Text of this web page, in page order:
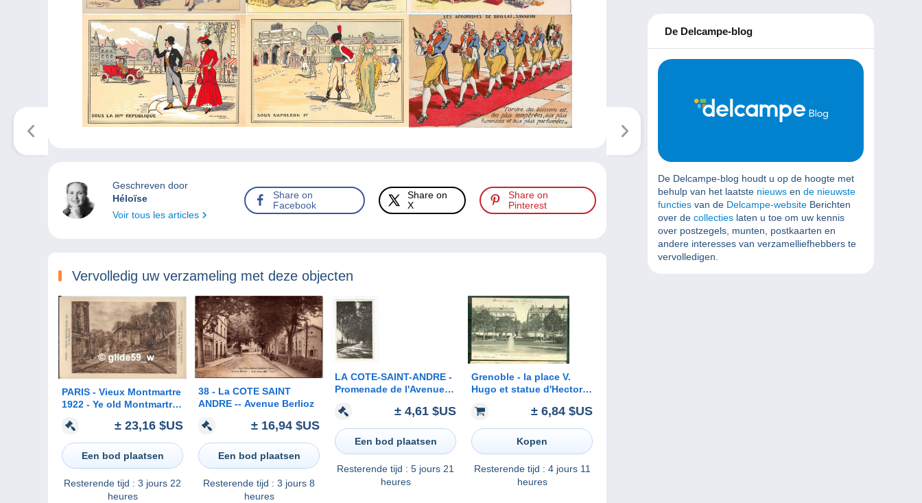
Geschreven door
Héloïse
Voir tous les articles
Share on
Facebook
Share on
X
Share on
Pinterest
Vervolledig uw verzameling met deze objecten
PARIS - Vieux Montmartre
1922 - Ye old Montmartre
d'après un fusain de Mme
H. Kosmann-Sichel
± 23,16 $US
Een bod plaatsen
Resterende tijd : 3 jours 22
heures
38 - La COTE SAINT
ANDRE -- Avenue Berlioz
± 16,94 $US
Een bod plaatsen
Resterende tijd : 3 jours 8
heures
LA COTE-SAINT-ANDRE -
Promenade de l'Avenue
± 4,61 $US
Een bod plaatsen
Resterende tijd : 5 jours 21
heures
Grenoble - la place V.
Hugo et statue d'Hector
± 6,84 $US
Kopen
Resterende tijd : 4 jours 11
heures
De Delcampe-blog
De Delcampe-blog houdt u op de hoogte met
behulp van het laatste nieuws en de nieuwste
functies van de Delcampe-website Berichten
over de collecties laten u toe om uw kennis
over postzegels, munten, postkaarten en
andere interesses van verzamelliefhebbers te
vervolledigen.